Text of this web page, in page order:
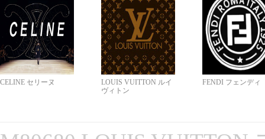
CELINE セリーヌ
LOUIS VUITTON ルイ
ヴィトン
FENDI フェンディ